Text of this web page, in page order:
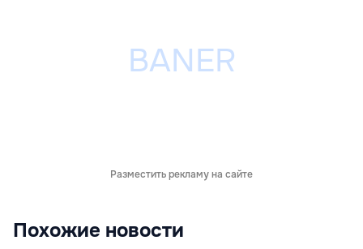
Разместить рекламу на сайте
Похожие новости